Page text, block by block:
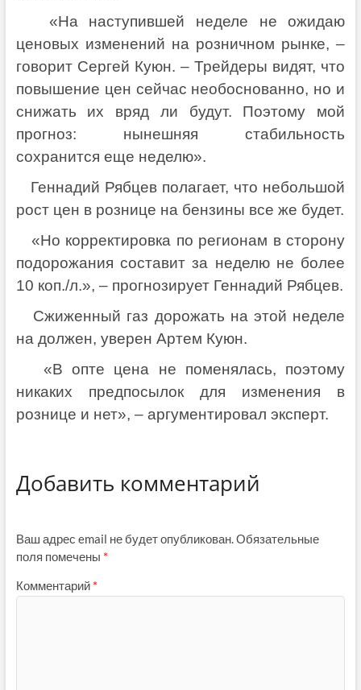
«На наступившей неделе не ожидаю
ценовых изменений на розничном рынке, –
говорит Сергей Куюн. – Трейдеры видят, что
повышение цен сейчас необоснованно, но и
снижать их вряд ли будут. Поэтому мой
прогноз: нынешняя стабильность
сохранится еще неделю».
Геннадий Рябцев полагает, что небольшой
рост цен в рознице на бензины все же будет.
«Но корректировка по регионам в сторону
подорожания составит за неделю не более
10 коп./л.», – прогнозирует Геннадий Рябцев.
Сжиженный газ дорожать на этой неделе
на должен, уверен Артем Куюн.
«В опте цена не поменялась, поэтому
никаких предпосылок для изменения в
рознице и нет», – аргументировал эксперт.
Добавить комментарий
Ваш адрес email не будет опубликован.Обязательные
поля помечены *
Комментарий *